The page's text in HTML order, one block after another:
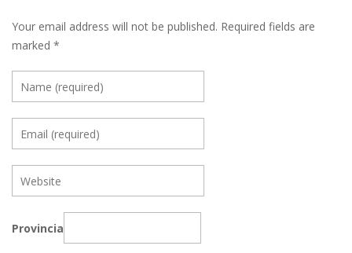
Your email address will not be published. Required fields are
marked *
Provincia